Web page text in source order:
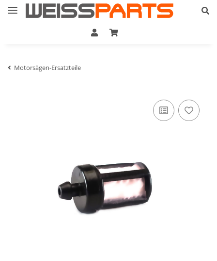
Motorsägen-Ersatzteile